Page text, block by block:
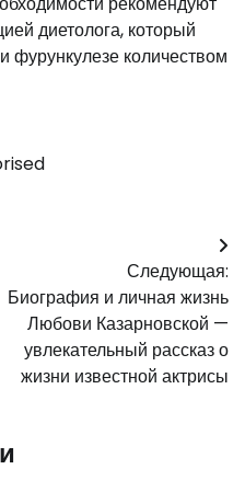
диетолога, который
количеством
Следующая:
Биография и личная жизнь
Любови Казарновской —
увлекательный рассказ о
жизни известной актрисы